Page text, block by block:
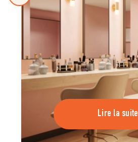
Lire la suite